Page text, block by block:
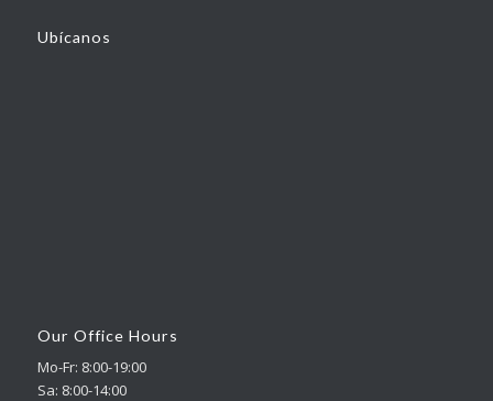
Ubícanos
Our Office Hours
Mo-Fr: 8:00-19:00
Sa: 8:00-14:00